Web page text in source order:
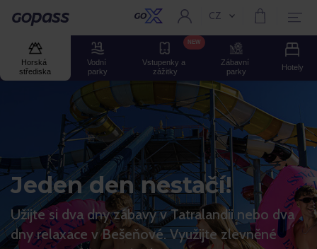
GOPASS Aktuální jazyk:
CZ
Horská
střediska
Vodní
parky
Vstupenky a
zážitky
NEW
Zábavní
parky
Hotely
Jeden den nestačí!
Užijte si dva dny zábavy v Tatralandii nebo dva
dny relaxace v Bešeňové. Využijte zlevněné